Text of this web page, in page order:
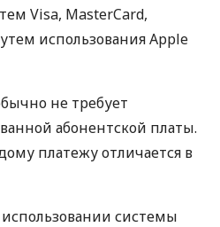
Visa, MasterCard,
использования Apple
не требует
абонентской платы.
платежу отличается в
системы